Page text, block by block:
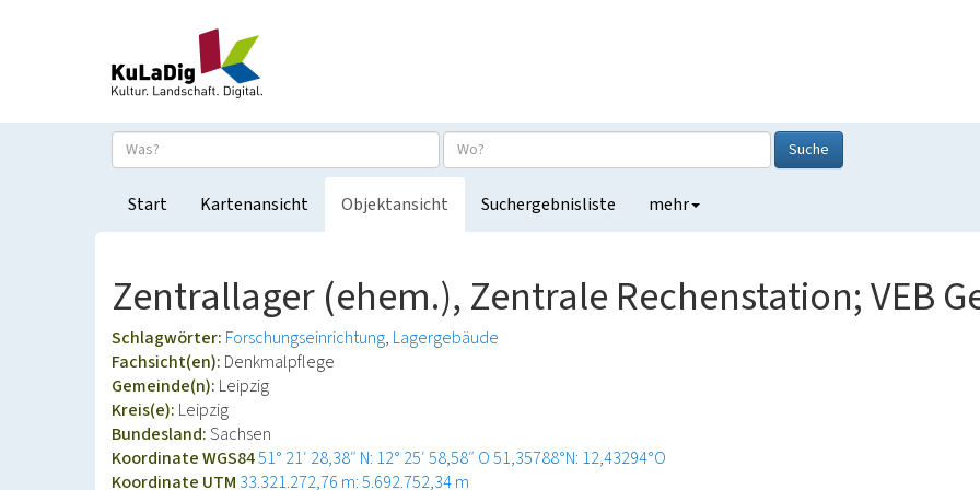
Suche
Start Kartenansicht Objektansicht Suchergebnisliste mehr
Zentrallager (ehem.), Zentrale Rechenstation; VEB
Schlagwörter: Forschungseinrichtung Lagergebäude
Fachsicht(en): Denkmalpflege
Gemeinde(n): Leipzig
Kreis(e): Leipzig
Bundesland:Sachsen
Koordinate WGS8451° 21′ 28,38″ N: 12° 25′ 58,58″ O51,35788°N: 12,43294°O
Koordinate UTM 33.321.272,76 m: 5.692.752,34 m